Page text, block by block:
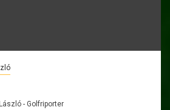
- Golfriporter